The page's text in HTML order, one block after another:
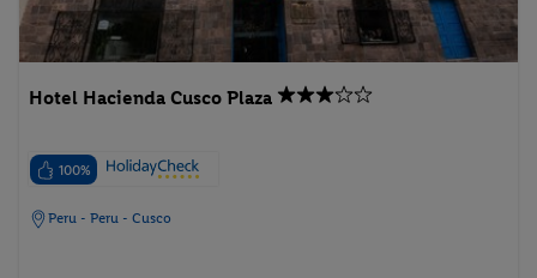
Hotel Hacienda Cusco Plaza
100%
Peru - Peru - Cusco